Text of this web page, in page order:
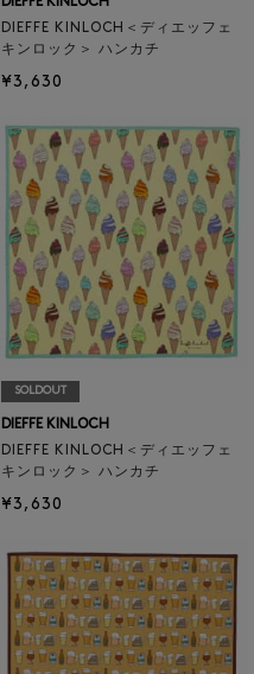
DIEFFE KINLOCH＜ディエッフェ
キンロック＞ ハンカチ
¥3,630
SOLDOUT
DIEFFE KINLOCH
DIEFFE KINLOCH＜ディエッフェ
キンロック＞ ハンカチ
¥3,630